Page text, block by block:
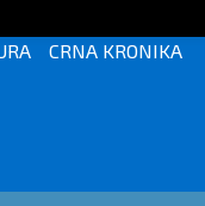
CRNA KRONIKA